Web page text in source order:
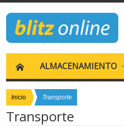
ALMACENAMIENTO
Inicio Transporte
Transporte